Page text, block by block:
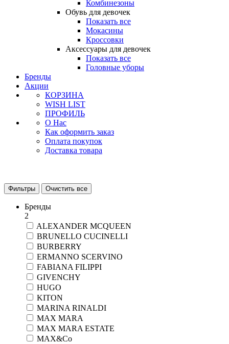
Комбинезоны
Обувь для девочек
Показать все
Мокасины
Кроссовки
Аксессуары для девочек
Показать все
Головные уборы
Бренды
Акции
КОРЗИНА
WISH LIST
ПРОФИЛЬ
О Нас
Как оформить заказ
Оплата покупок
Доставка товара
Фильтры Очистить все
Бренды
2
ALEXANDER MCQUEEN
BRUNELLO CUCINELLI
BURBERRY
ERMANNO SCERVINO
FABIANA FILIPPI
GIVENCHY
HUGO
KITON
MARINA RINALDI
MAX MARA
MAX MARA ESTATE
MAX&Co